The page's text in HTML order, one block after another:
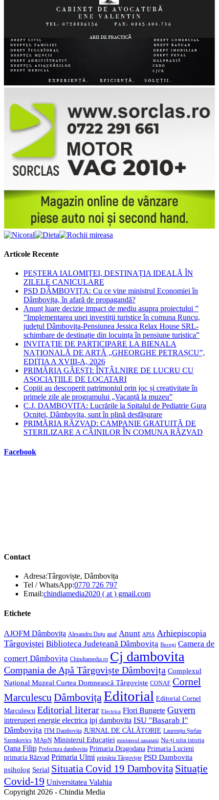
Articole Recente
PEȘTERA IALOMIȚEI, DESTINAȚIA IDEALĂ ÎN
ZILELE CANICULARE
PSD DÂMBOVIȚA: Cu ce vine ministrul Economiei în
Dâmbovița, în afară de propagandă?
Anunț luare decizie impact de mediu asupra proiectului ”
”Implementarea unei investiții turistice în comuna Runcu,
județul Dâmbovița-Pensiunea Jessica Relax House SRL-
schimbare de destinație din locuința în pensiune turistica”
INVITAȚIE DE PARTICIPARE LA BIENALA
NAȚIONALĂ DE ARTĂ „GHEORGHE PETRAȘCU”,
EDIŢIA A XVIII-A, 2026
PRIMĂRIA GĂEȘTI: ÎNTÂLNIRE DE LUCRU CU
ASOCIAȚIILE DE LOCATARI
Copiii au descoperit patrimoniul prin joc și creativitate în
primele zile ale programului „Vacanță la muzeu”
C.J. DAMBOVITA: Lucrările la Spitalul de Pediatrie Gura
Ocniței, Dâmbovița, sunt în plină desfășurare
PRIMĂRIA RĂZVAD: CAMPANIE GRATUITĂ DE
STERILIZARE A CÂINILOR ÎN COMUNA RĂZVAD
Facebook
Contact
Adresa:Târgoviște, Dâmbovița
Tel / WhatsApp:0770 726 797Opens
in
Email:chindiamedia2020 ( at ) gmail.comOpens
Etichete
AJOFM Dâmbovița Alesandru Duțu anaf Anunt APIA Arhiepiscopia
Târgoviștei Biblioteca Județeană Dâmbovița Bucegi Camera de
comerț Dâmbovița Chindiamedia.ro Cj dambovita
Compania de Apă Târgoviște Dâmbovița Complexul
Național Muzeal Curtea Domnească Târgoviște CONAF Cornel
Marculescu Dâmbovița Editorial Editorial Cornel
Marculescu Editorial literar Electrica Flori Bungete Guvern
intreruperi energie electrica ipj dambovita ISU "Basarab I"
Dâmbovița ITM Dambovita JURNAL DE CĂLĂTORIE Laurențiu Ștefan
Szemkovics MApN Ministerul Educației ministerul sanatatii Nu-ți uita istoria
Oana Filip Prefectura dambovita Primaria Dragodana Primaria Lucieni
primaria Răzvad Primaria Ulmi primăria Târgoviște PSD Dambovita
psiholog Serial Situatia Covid 19 Dambovita Situație
Covid-19 Universitatea Valahia
Copyright 2026 - Chindia Media